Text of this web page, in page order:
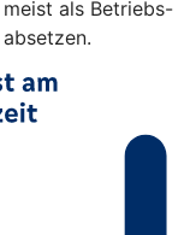
als Betriebs-